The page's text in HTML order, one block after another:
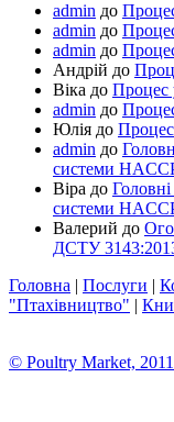
admin до
admin до
admin до
Андрій до
Віка до Процес
admin до
Юлія до Процес
admin до
системи
Віра до
системи
Валерий до
ДСТУ 3143:2013
Головна | Послуги |
"Птахівництво" |
© Poultry Market,